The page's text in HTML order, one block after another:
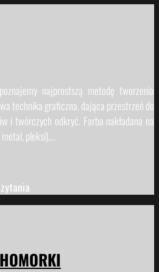
najprostszą metodę tworzenia
technika graficzna, dająca przestrzeń do
i twórczych odkryć. Farba nakładana na
pleksi),...